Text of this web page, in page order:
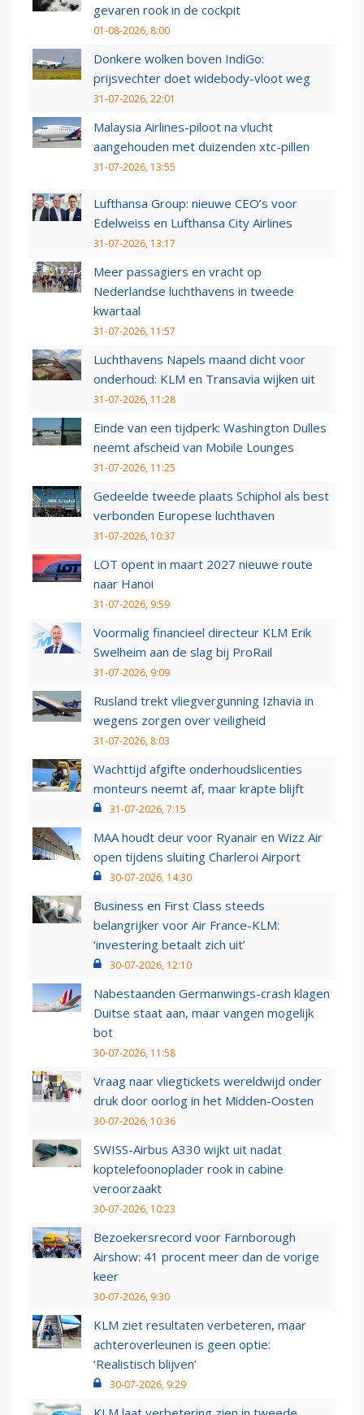
gevaren rook in de cockpit
01-08-2026, 8:00
Donkere wolken boven IndiGo:
prijsvechter doet widebody-vloot weg
31-07-2026, 22:01
Malaysia Airlines-piloot na vlucht
aangehouden met duizenden xtc-pillen
31-07-2026, 13:55
Lufthansa Group: nieuwe CEO’s voor
Edelweiss en Lufthansa City Airlines
31-07-2026, 13:17
Meer passagiers en vracht op
Nederlandse luchthavens in tweede
kwartaal
31-07-2026, 11:57
Luchthavens Napels maand dicht voor
onderhoud: KLM en Transavia wijken uit
31-07-2026, 11:28
Einde van een tijdperk: Washington Dulles
neemt afscheid van Mobile Lounges
31-07-2026, 11:25
Gedeelde tweede plaats Schiphol als best
verbonden Europese luchthaven
31-07-2026, 10:37
LOT opent in maart 2027 nieuwe route
naar Hanoi
31-07-2026, 9:59
Voormalig financieel directeur KLM Erik
Swelheim aan de slag bij ProRail
31-07-2026, 9:09
Rusland trekt vliegvergunning Izhavia in
wegens zorgen over veiligheid
31-07-2026, 8:03
Wachttijd afgifte onderhoudslicenties
monteurs neemt af, maar krapte blijft
31-07-2026, 7:15
MAA houdt deur voor Ryanair en Wizz Air
open tijdens sluiting Charleroi Airport
30-07-2026, 14:30
Business en First Class steeds
belangrijker voor Air France-KLM:
‘investering betaalt zich uit’
30-07-2026, 12:10
Nabestaanden Germanwings-crash klagen
Duitse staat aan, maar vangen mogelijk
bot
30-07-2026, 11:58
Vraag naar vliegtickets wereldwijd onder
druk door oorlog in het Midden-Oosten
30-07-2026, 10:36
SWISS-Airbus A330 wijkt uit nadat
koptelefoonoplader rook in cabine
veroorzaakt
30-07-2026, 10:23
Bezoekersrecord voor Farnborough
Airshow: 41 procent meer dan de vorige
keer
30-07-2026, 9:30
KLM ziet resultaten verbeteren, maar
achteroverleunen is geen optie:
‘Realistisch blijven’
30-07-2026, 9:29